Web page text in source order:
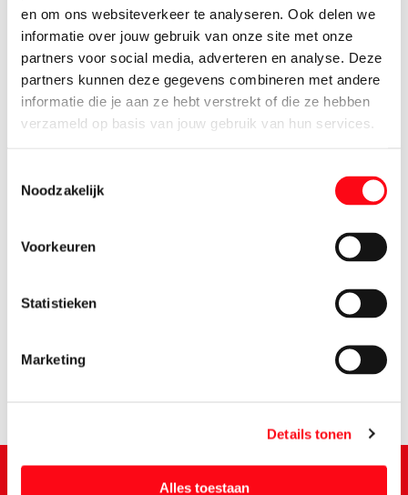
en om ons websiteverkeer te analyseren. Ook delen we
informatie over jouw gebruik van onze site met onze
partners voor social media, adverteren en analyse. Deze
partners kunnen deze gegevens combineren met andere
informatie die je aan ze hebt verstrekt of die ze hebben
verzameld op basis van jouw gebruik van hun services.
Noodzakelijk
Voorkeuren
Statistieken
Marketing
Details tonen
Alles toestaan
1.09